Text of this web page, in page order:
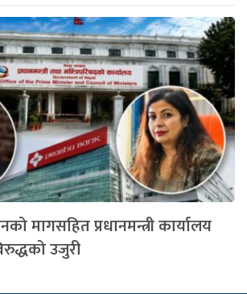
मागसहित प्रधानमन्त्री कार्यालय
उजुरी